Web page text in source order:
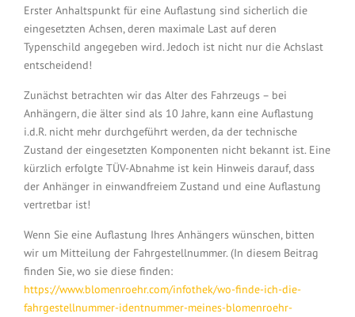
Erster Anhaltspunkt für eine Auflastung sind sicherlich die
eingesetzten Achsen, deren maximale Last auf deren
Typenschild angegeben wird. Jedoch ist nicht nur die Achslast
entscheidend!
Zunächst betrachten wir das Alter des Fahrzeugs – bei
Anhängern, die älter sind als 10 Jahre, kann eine Auflastung
i.d.R. nicht mehr durchgeführt werden, da der technische
Zustand der eingesetzten Komponenten nicht bekannt ist. Eine
kürzlich erfolgte TÜV-Abnahme ist kein Hinweis darauf, dass
der Anhänger in einwandfreiem Zustand und eine Auflastung
vertretbar ist!
Wenn Sie eine Auflastung Ihres Anhängers wünschen, bitten
wir um Mitteilung der Fahrgestellnummer. (In diesem Beitrag
finden Sie, wo sie diese finden:
https://www.blomenroehr.com/infothek/wo-finde-ich-die-
fahrgestellnummer-identnummer-meines-blomenroehr-